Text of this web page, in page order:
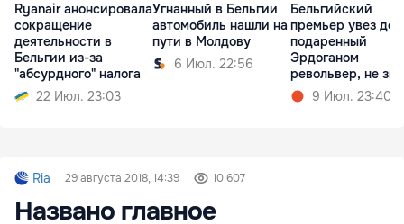
Ryanair анонсировала
сокращение
деятельности в
Бельгии из-за
"абсурдного" налога
22 Июл. 23:03
Угнанный в Бельгии
автомобиль нашли на
пути в Молдову
6 Июл. 22:56
Бельгийский
премьер увез
подаренный
Эрдоганом
револьвер, не
нем9 Июл. 23:40
Ria 29 августа 2018, 14:39 10 607
Названо главное